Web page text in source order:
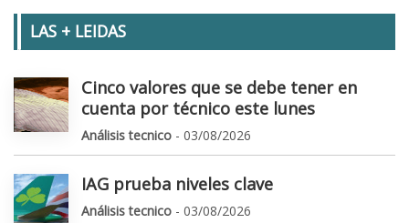
LAS + LEIDAS
Cinco valores que se debe tener en
cuenta por técnico este lunes
Análisis tecnico - 03/08/2026
IAG prueba niveles clave
Análisis tecnico - 03/08/2026